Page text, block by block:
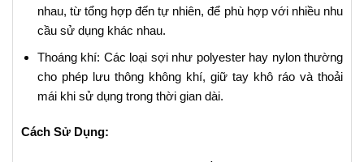
nhau, từ tổng hợp đến tự nhiên, để phù hợp với nhiều nhu
cầu sử dụng khác nhau.
Thoáng khí: Các loại sợi như polyester hay nylon thường
cho phép lưu thông không khí, giữ tay khô ráo và thoải
mái khi sử dụng trong thời gian dài.
Cách Sử Dụng: